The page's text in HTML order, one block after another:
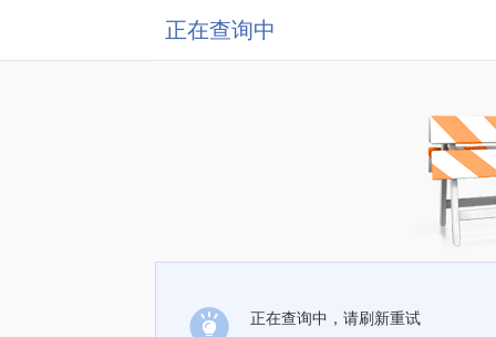
正在查询中
正在查询中，请刷新重试